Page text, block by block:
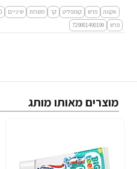
אקווה פרש קומפליט קר משחת שיניים
פרש
729001490199
מוצרים מאותו מותג